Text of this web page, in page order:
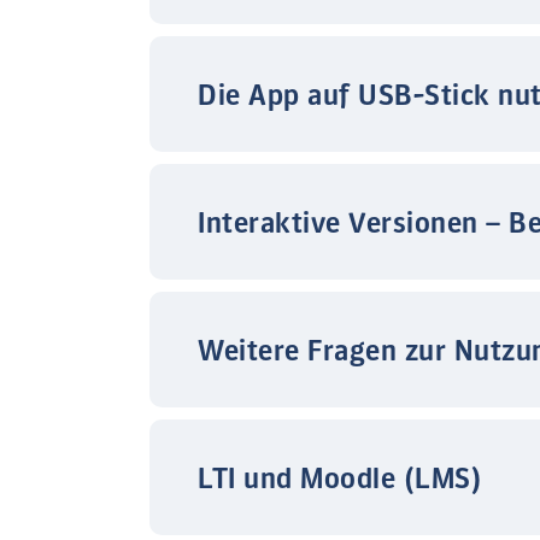
Die App auf USB-Stick
Interaktive Versionen –
Weitere Fragen zur
LTI und Moodle (LMS)